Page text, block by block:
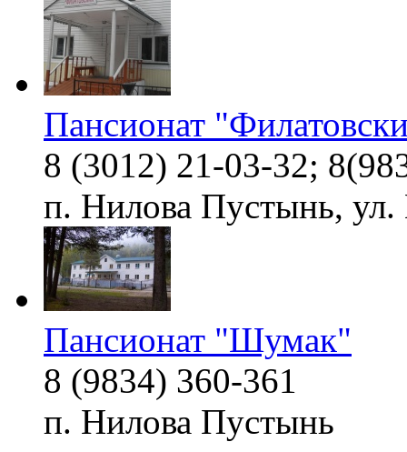
Пансионат
8 (3012) 21-03-32;
п. Нилова Пустынь, ул.
Пансионат "Шумак"
8 (9834) 360-361
п. Нилова Пустынь